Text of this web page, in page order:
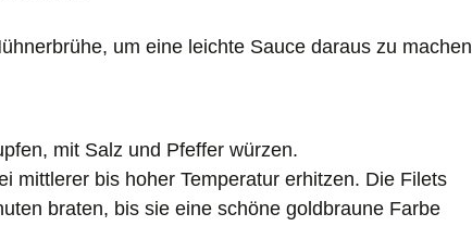
um eine leichte Sauce daraus zu machen
mit Salz und Pfeffer würzen.
mittlerer bis hoher Temperatur erhitzen. Die Filets
braten, bis sie eine schöne goldbraune Farbe